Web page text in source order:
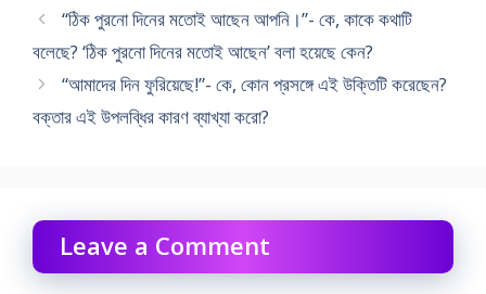
“ঠিক পুরনো দিনের মতোই আছেন আপনি।”- কে, কাকে কথাটি
বলেছে? ‘ঠিক পুরনো দিনের মতোই আছেন’ বলা হয়েছে কেন?
“আমাদের দিন ফুরিয়েছে!”- কে, কোন প্রসঙ্গে এই উক্তিটি করেছেন?
বক্তার এই উপলব্ধির কারণ ব্যাখ্যা করো?
Leave a Comment